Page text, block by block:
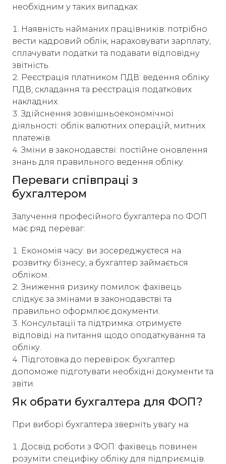
необхідним у таких випадках:​
Наявність найманих працівників: потрібно
вести кадровий облік, нараховувати зарплату,
сплачувати податки та подавати відповідну
звітність.
Реєстрація платником ПДВ: ведення обліку
ПДВ, складання та реєстрація податкових
накладних.
Здійснення зовнішньоекономічної
діяльності: облік валютних операцій, митних
платежів.
Зміни в законодавстві: постійне оновлення
знань для правильного ведення обліку.​
Переваги співпраці з
бухгалтером
Залучення професійного бухгалтера по ФОП
має ряд переваг:
Економія часу: ви зосереджуєтеся на
розвитку бізнесу, а бухгалтер займається
обліком.
Зниження ризику помилок: фахівець
слідкує за змінами в законодавстві та
правильно оформлює документи.
Консультації та підтримка: отримуєте
відповіді на питання щодо оподаткування та
обліку.
Підготовка до перевірок: бухгалтер
допоможе підготувати необхідні документи та
звіти.​
Як обрати бухгалтера для ФОП?
При виборі бухгалтера зверніть увагу на:​
Досвід роботи з ФОП: фахівець повинен
розуміти специфіку обліку для підприємців.